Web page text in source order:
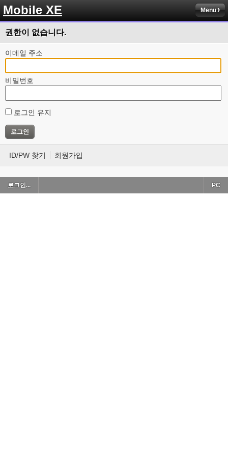
Mobile XE Menu
권한이 없습니다.
이메일 주소
비밀번호
로그인 유지
ID/PW 찾기 회원가입
로그인... PC